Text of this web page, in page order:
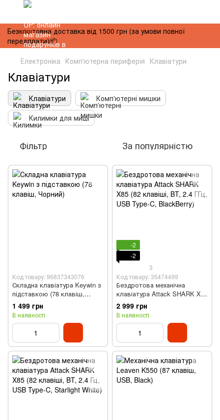
Безкоштовна доставка від 1500 грн (за умови повної
передплати)📦
Електроніка Комп'ютерна периферія Клавіатури
Клавіатури
Клавіатури
Комп'ютерні мишки
Килимки для миші
Фільтр За популярністю
Код товару: 96837343076
Складна клавіатура Keywin з
підставкою (78 клавіш,
Чорний)
1 499 грн
В наявності
-2
-2
3
Код товару: 35474499
Бездротова механічна
клавіатура Attack SHARK X85
(82 клавіші, BT, 2.4 ГГц, USB
Type-C, BlackBerry)
2 999 грн
В наявності